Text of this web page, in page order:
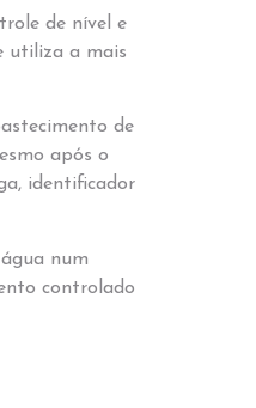
de nível e
utiliza a mais
de
após o
identificador
num
controlado